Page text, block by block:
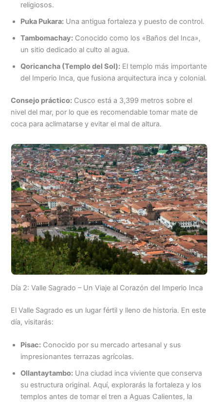
religiosos.
Puka Pukara: Una antigua fortaleza y puesto de control.
Tambomachay: Conocido como los «Baños del Inca»,
un sitio dedicado al culto al agua.
Qoricancha (Templo del Sol): El templo más importante
del Imperio Inca, que fusiona arquitectura inca y colonial.
Consejo práctico: Cusco está a 3,399 metros sobre el
nivel del mar, por lo que es recomendable tomar mate de
coca para aclimatarse y evitar el mal de altura.
Día 2: Valle Sagrado – Un Viaje al Corazón del Imperio Inca
El Valle Sagrado es un lugar fértil y lleno de historia. En este
día, visitarás:
Pisac: Conocido por su mercado artesanal y sus
impresionantes terrazas agrícolas.
Ollantaytambo: Una ciudad inca viviente que conserva
su estructura original. Aquí, explorarás la fortaleza y los
templos antes de tomar el tren a Aguas Calientes, la